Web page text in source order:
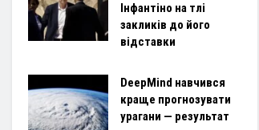
Інфантіно на тлі
закликів до його
відставки
DeepMind навчився
краще прогнозувати
урагани — результат